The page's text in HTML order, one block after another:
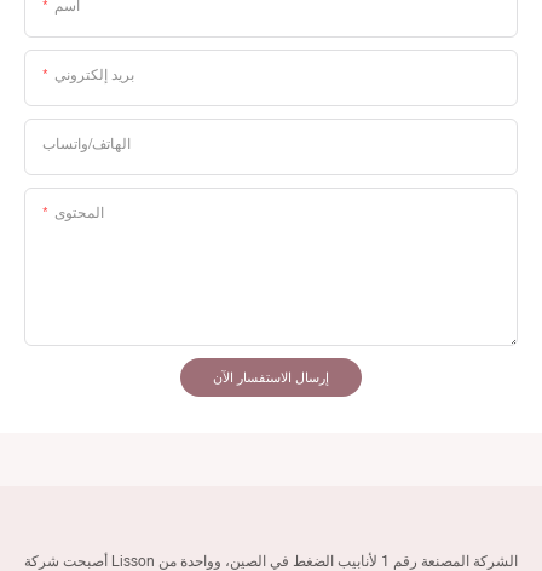
اسم
بريد إلكتروني
الهاتف/واتساب
المحتوى
إرسال الاستفسار الآن
أصبحت شركة Lisson الشركة المصنعة رقم 1 لأنابيب الضغط في الصين، وواحدة من